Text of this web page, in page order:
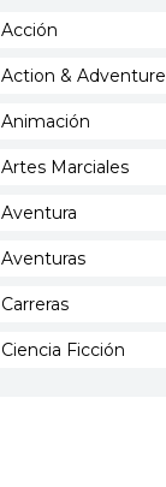
Acción
Action & Adventure
Animación
Artes Marciales
Aventura
Aventuras
Carreras
Ciencia Ficción